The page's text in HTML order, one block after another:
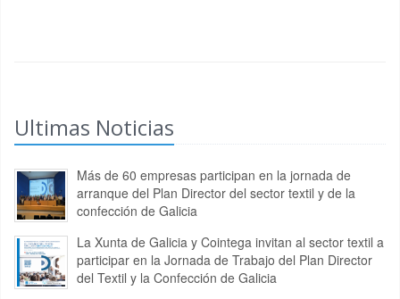
Ultimas Noticias
Más de 60 empresas participan en la jornada de
arranque del Plan Director del sector textil y de la
confección de Galicia
La Xunta de Galicia y Cointega invitan al sector textil a
participar en la Jornada de Trabajo del Plan Director
del Textil y la Confección de Galicia